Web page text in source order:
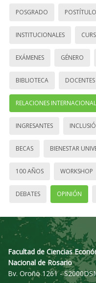
POSGRADO
INSTITUCIONALES
EXÁMENES GÉNERO
BIBLIOTECA DOCENTES
RELACIONES
INGRESANTES
BECAS BIENESTAR
100 AÑOS WORKSHOP
DEBATES OPINIÓN
Facultad de Ciencias
Nacional de Rosario
Bv. Oroño 1261 -